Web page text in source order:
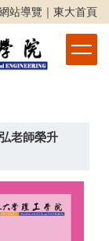
站導覽 ｜ 東大首頁
老師榮升